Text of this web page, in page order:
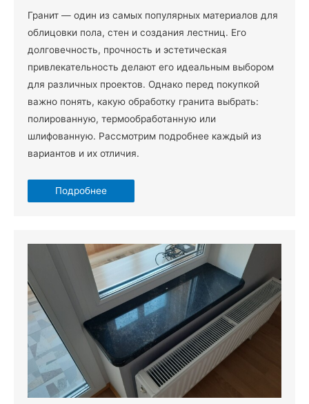
Гранит — один из самых популярных материалов для
облицовки пола, стен и создания лестниц. Его
долговечность, прочность и эстетическая
привлекательность делают его идеальным выбором
для различных проектов. Однако перед покупкой
важно понять, какую обработку гранита выбрать:
полированную, термообработанную или
шлифованную. Рассмотрим подробнее каждый из
вариантов и их отличия.
Подробнее